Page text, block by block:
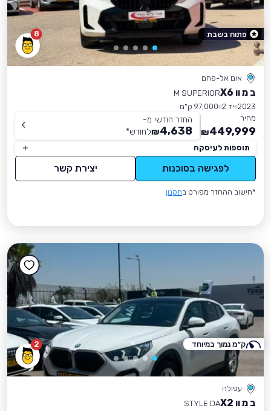
8
אום אל-פחם
ב מ וו X6
M SUPERIOR
2023 יד 2
97,000 ק״מ
מחיר
449,999
₪
החזר חודשי מ-
4,638
₪לחודש*
תוספות לעיסקה
לפגישה בסוכנות יצירת קשר
*חישוב ההחזר מפורט בתקנון
פתוח בשבת
2
עפולה
ב מ וו X2
STYLE DA
ק״מ נמוך במיוחד